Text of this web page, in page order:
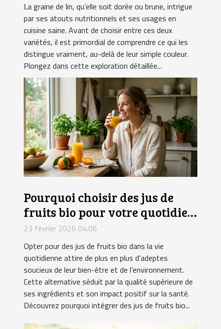
La graine de lin, qu’elle soit dorée ou brune, intrigue
par ses atouts nutritionnels et ses usages en
cuisine saine. Avant de choisir entre ces deux
variétés, il est primordial de comprendre ce qui les
distingue vraiment, au-delà de leur simple couleur.
Plongez dans cette exploration détaillée...
Pourquoi choisir des jus de
fruits bio pour votre quotidien
?
23 février 2026 04:06
Opter pour des jus de fruits bio dans la vie
quotidienne attire de plus en plus d’adeptes
soucieux de leur bien-être et de l’environnement.
Cette alternative séduit par la qualité supérieure de
ses ingrédients et son impact positif sur la santé.
Découvrez pourquoi intégrer des jus de fruits bio...